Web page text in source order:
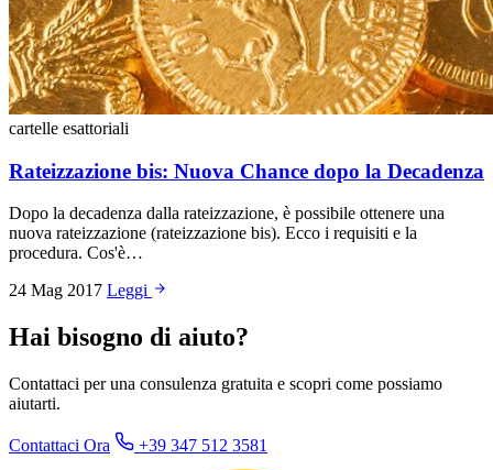
cartelle esattoriali
Rateizzazione bis: Nuova Chance dopo la Decadenza
Dopo la decadenza dalla rateizzazione, è possibile ottenere una
nuova rateizzazione (rateizzazione bis). Ecco i requisiti e la
procedura. Cos'è…
24 Mag 2017 Leggi
Hai bisogno di aiuto?
Contattaci per una consulenza gratuita e scopri come possiamo
aiutarti.
Contattaci Ora +39 347 512 3581